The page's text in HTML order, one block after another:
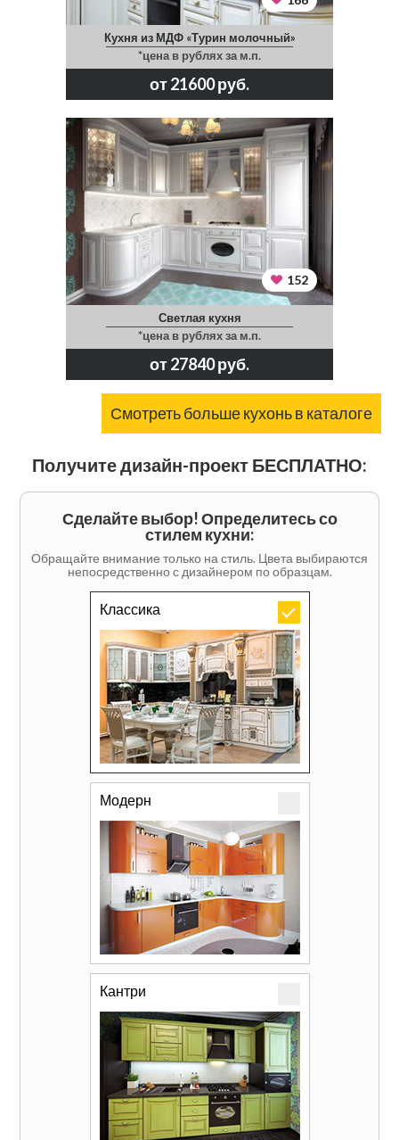
Кухня из МДФ «Турин молочный»
*цена в рублях за м.п.
от 21600 руб.
152
Светлая кухня
*цена в рублях за м.п.
от 27840 руб.
Смотреть больше кухонь в каталоге
Получите дизайн-проект БЕСПЛАТНО:
Сделайте выбор! Определитесь со
стилем кухни:
Обращайте внимание только на стиль. Цвета выбираются
непосредственно с дизайнером по образцам.
Классика
Модерн
Кантри